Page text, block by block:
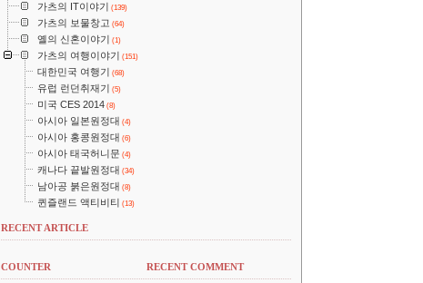
가츠의 IT이야기 (139)
가츠의 보물창고 (64)
옐의 신혼이야기 (1)
가츠의 여행이야기 (151)
대한민국 여행기 (68)
유럽 런던취재기 (5)
미국 CES 2014 (8)
아시아 일본원정대 (4)
아시아 홍콩원정대 (6)
아시아 태국허니문 (4)
캐나다 끝발원정대 (34)
남아공 붉은원정대 (8)
퀸즐랜드 액티비티 (13)
RECENT ARTICLE
COUNTER RECENT COMMENT